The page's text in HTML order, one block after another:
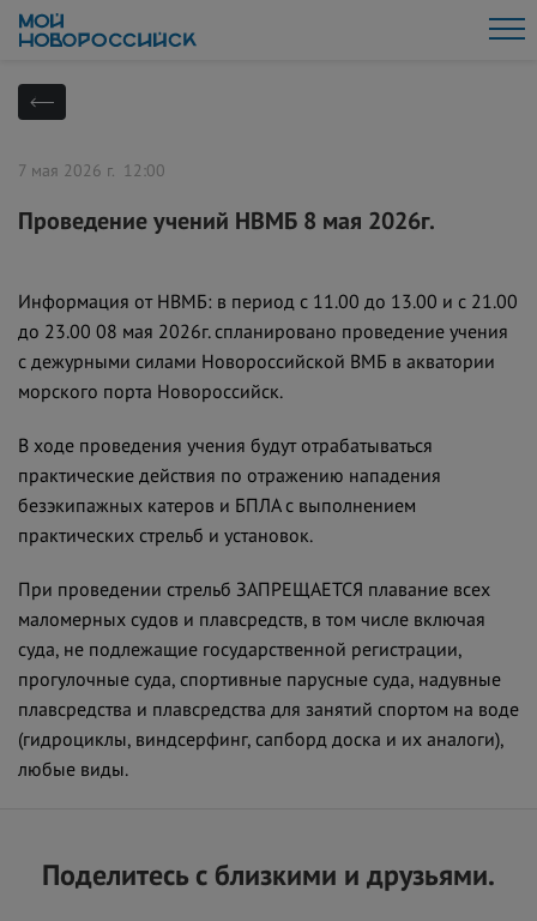
7 мая 2026 г. 12:00
Проведение учений НВМБ 8 мая 2026г.
Информация от НВМБ: в период с 11.00 до 13.00 и с 21.00
до 23.00 08 мая 2026г. спланировано проведение учения
с дежурными силами Новороссийской ВМБ в акватории
морского порта Новороссийск.
В ходе проведения учения будут отрабатываться
практические действия по отражению нападения
безэкипажных катеров и БПЛА с выполнением
практических стрельб и установок.
При проведении стрельб ЗАПРЕЩАЕТСЯ плавание всех
маломерных судов и плавсредств, в том числе включая
суда, не подлежащие государственной регистрации,
прогулочные суда, спортивные парусные суда, надувные
плавсредства и плавсредства для занятий спортом на воде
(гидроциклы, виндсерфинг, сапборд доска и их аналоги),
любые виды.
Поделитесь с близкими и друзьями.